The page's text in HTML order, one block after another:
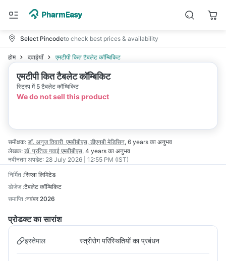
Select Pincodeto check best prices & availability
होम दवाईयाँ एमटीपी कित टैबलेट कॉम्बिकिट
एमटीपी कित टैबलेट कॉम्बिकिट
स्ट्रिप में 5 टैबलेट कॉम्बिकिट
We do not sell this product
समीक्षक: डॉ. अनुज तिवारी एमबीबीएस, डीएनबी मेडिसिन, 6 years का अनुभव
लेखक: डॉ. प्रतिक गवाई एमबीबीएस, 4 years का अनुभव
नवीनतम अपडेट: 28 July 2026 | 12:55 PM (IST)
निर्मित :सिप्ला लिमिटेड
डोजेज :टैबलेट कॉम्बिकिट
समाप्ति :नवंबर 2026
प्रोडक्ट का सारांश
इस्तेमाल स्त्रीरोग परिस्थितियों का प्रबंधन